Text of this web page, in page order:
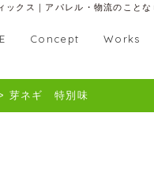
ックス｜アパレル・物流のこと
Concept Works
芽ネギ 特別味